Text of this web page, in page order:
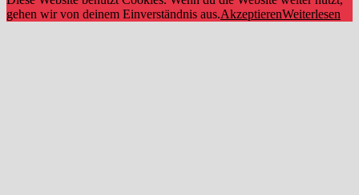
gehen wir von deinem Einverständnis aus.AkzeptierenWeiterlesen